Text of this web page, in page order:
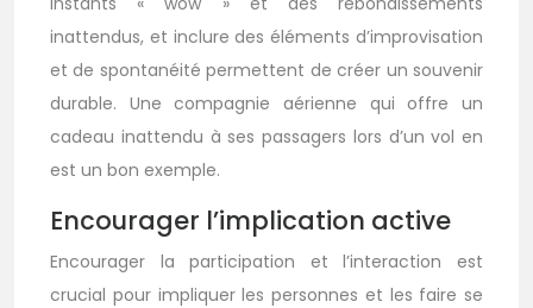
inattendus, et inclure des éléments d’improvisation
et de spontanéité permettent de créer un souvenir
durable. Une compagnie aérienne qui offre un
cadeau inattendu à ses passagers lors d’un vol en
est un bon exemple.
Encourager l’implication active
Encourager la participation et l’interaction est
crucial pour impliquer les personnes et les faire se